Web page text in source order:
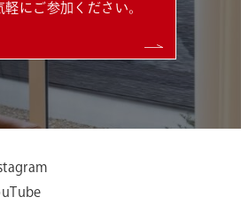
にご参加ください。